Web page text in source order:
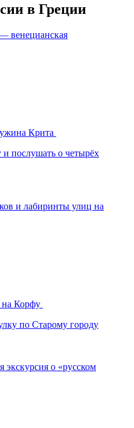
в Греции
Крита
и послушать о четырёх
на Корфу
по Старому городу